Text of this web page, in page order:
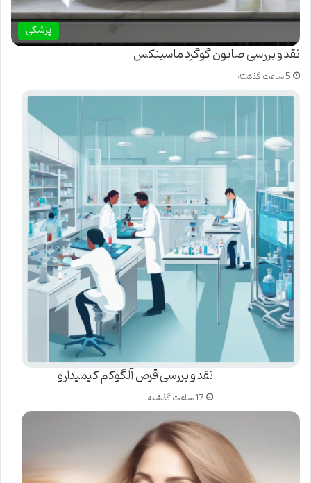
پزشکی
نقد و بررسی صابون گوگرد ماسینکس
5 ساعت گذشته
نقد و بررسی قرص آلگوکم کیمیدارو
17 ساعت گذشته